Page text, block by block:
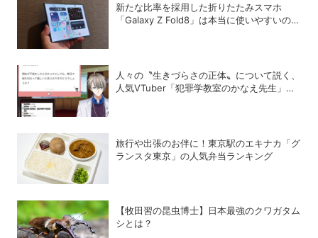
新たな比率を採用した折りたたみスマホ
「Galaxy Z Fold8」は本当に使いやすいの
人々の〝生きづらさの正体〟について説く、
人気VTuber「犯罪学教室のかなえ先生」の
旅行や出張のお伴に！東京駅のエキナカ「グ
ランスタ東京」の人気弁当ランキング
【牧田習の昆虫博士】日本最強のクワガタム
シとは？